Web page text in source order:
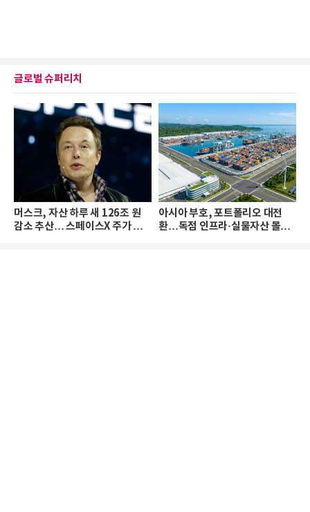
글로벌 슈퍼리치
머스크, 자산 하루 새 126조 원
감소 추산… 스페이스X 주가 하
아시아 부호, 포트폴리오 대전
환…독점 인프라·실물자산 몰린